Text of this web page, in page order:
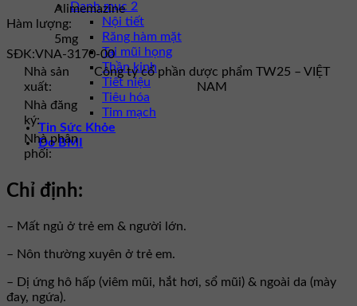
Danh mục 2
Nội tiết
Răng hàm mặt
Tai mũi họng
Thần kinh
Tiết niệu
Tiêu hóa
Tim mạch
Tin Sức Khỏe
Đo BMI
Alimemazine
Hàm lượng:
5mg
SĐK:VNA-3170-00
Nhà sản
xuất:
Công ty cổ phần dược phẩm TW25 – VIỆT
NAM
Nhà đăng
ký:
Nhà phân
phối:
Chỉ định:
– Mất ngủ ở trẻ em & người lớn.
– Nôn thường xuyên ở trẻ em.
– Dị ứng hô hấp (viêm mũi, hắt hơi, sổ mũi) & ngoài da (mày
đay, ngứa).